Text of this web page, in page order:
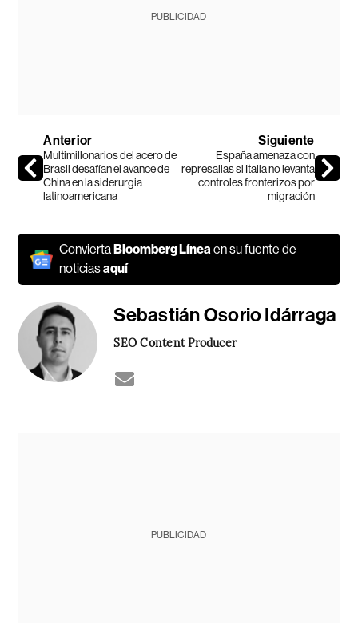
PUBLICIDAD
Anterior
Multimillonarios del acero de
Brasil desafían el avance de
China en la siderurgia
latinoamericana
Siguiente
España amenaza con
represalias si Italia no levanta
controles fronterizos por
migración
ConviertaBloomberg Líneaen su fuente de
noticiasaquí
Sebastián Osorio Idárraga
SEO Content Producer
PUBLICIDAD